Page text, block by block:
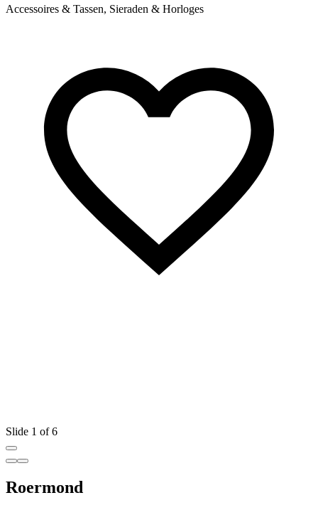
Accessoires & Tassen, Sieraden & Horloges
Slide 1 of 6
Roermond